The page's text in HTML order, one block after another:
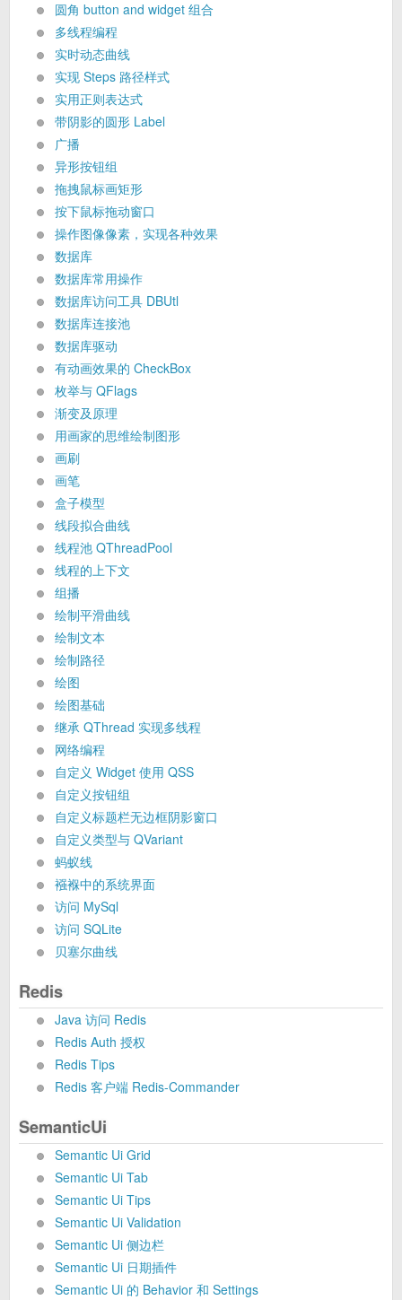
圆角 button and widget 组合
多线程编程
实时动态曲线
实现 Steps 路径样式
实用正则表达式
带阴影的圆形 Label
广播
异形按钮组
拖拽鼠标画矩形
按下鼠标拖动窗口
操作图像像素，实现各种效果
数据库
数据库常用操作
数据库访问工具 DBUtl
数据库连接池
数据库驱动
有动画效果的 CheckBox
枚举与 QFlags
渐变及原理
用画家的思维绘制图形
画刷
画笔
盒子模型
线段拟合曲线
线程池 QThreadPool
线程的上下文
组播
绘制平滑曲线
绘制文本
绘制路径
绘图
绘图基础
继承 QThread 实现多线程
网络编程
自定义 Widget 使用 QSS
自定义按钮组
自定义标题栏无边框阴影窗口
自定义类型与 QVariant
蚂蚁线
襁褓中的系统界面
访问 MySql
访问 SQLite
贝塞尔曲线
Redis
Java 访问 Redis
Redis Auth 授权
Redis Tips
Redis 客户端 Redis-Commander
SemanticUi
Semantic Ui Grid
Semantic Ui Tab
Semantic Ui Tips
Semantic Ui Validation
Semantic Ui 侧边栏
Semantic Ui 日期插件
Semantic Ui 的 Behavior 和 Settings